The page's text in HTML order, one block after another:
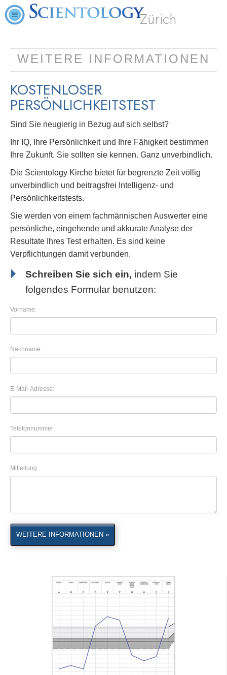
Zürich
WEITERE INFORMATIONEN
KOSTENLOSER
PERSÖNLICHKEITSTEST
Sind Sie neugierig in Bezug auf sich selbst?
Ihr IQ, Ihre Persönlichkeit und Ihre Fähigkeit bestimmen
Ihre Zukunft. Sie sollten sie kennen. Ganz unverbindlich.
Die Scientology Kirche bietet für begrenzte Zeit völlig
unverbindlich und beitragsfrei Intelligenz- und
Persönlichkeitstests.
Sie werden von einem fachmännischen Auswerter eine
persönliche, eingehende und akkurate Analyse der
Resultate Ihres Test erhalten. Es sind keine
Verpflichtungen damit verbunden.
Schreiben Sie sich ein, indem Sie
folgendes Formular benutzen:
Vorname:
Nachname:
E-Mail-Adresse:
Telefonnummer:
Mitteilung
WEITERE INFORMATIONEN »